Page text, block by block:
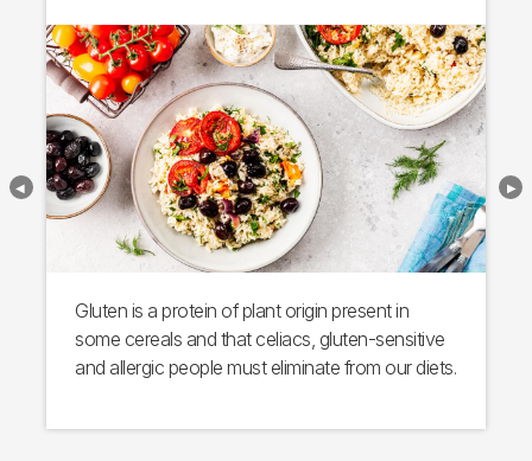
Gluten is a protein of plant origin present in
some cereals and that celiacs, gluten-sensitive
and allergic people must eliminate from our diets.